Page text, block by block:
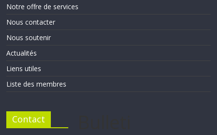
Notre offre de services
Nous contacter
Nous soutenir
Actualités
Liens utiles
Liste des membres
Contact